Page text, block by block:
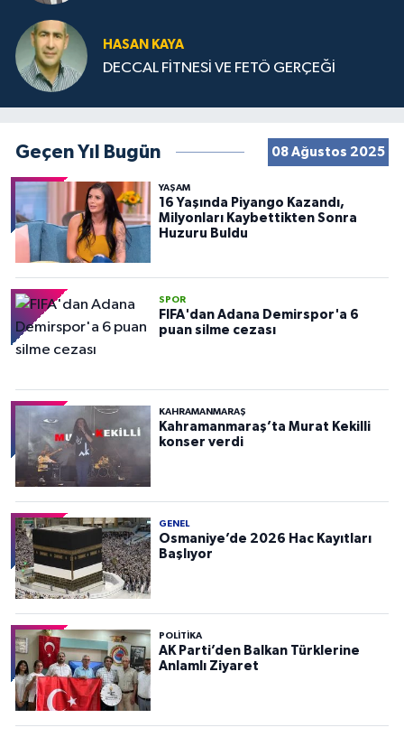
HASAN KAYA
DECCAL FİTNESİ VE FETÖ GERÇEĞİ
Geçen Yıl Bugün 08 Ağustos 2025
YAŞAM
16 Yaşında Piyango Kazandı,
Milyonları Kaybettikten Sonra
Huzuru Buldu
SPOR
FIFA'dan Adana Demirspor'a 6
puan silme cezası
KAHRAMANMARAŞ
Kahramanmaraş’ta Murat Kekilli
konser verdi
GENEL
Osmaniye’de 2026 Hac Kayıtları
Başlıyor
POLITIKA
AK Parti’den Balkan Türklerine
Anlamlı Ziyaret